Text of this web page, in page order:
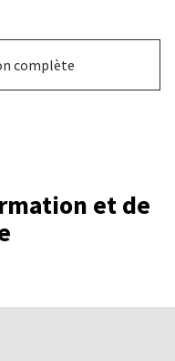
complète
et de